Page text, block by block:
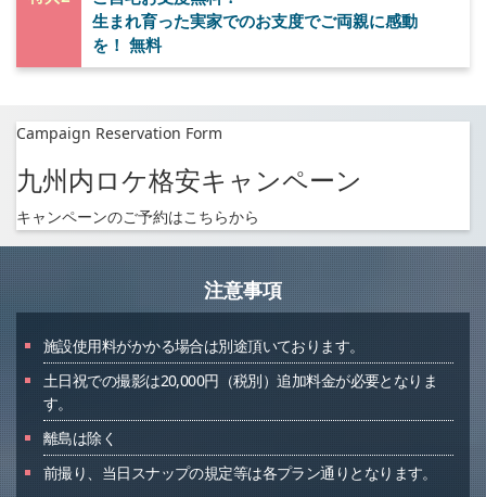
生まれ育った実家でのお支度でご両親に感動
を！ 無料
Campaign Reservation Form
九州内ロケ格安キャンペーン
キャンペーンのご予約はこちらから
注意事項
施設使用料がかかる場合は別途頂いております。
土日祝での撮影は20,000円（税別）追加料金が必要となりま
す。
離島は除く
前撮り、当日スナップの規定等は各プラン通りとなります。